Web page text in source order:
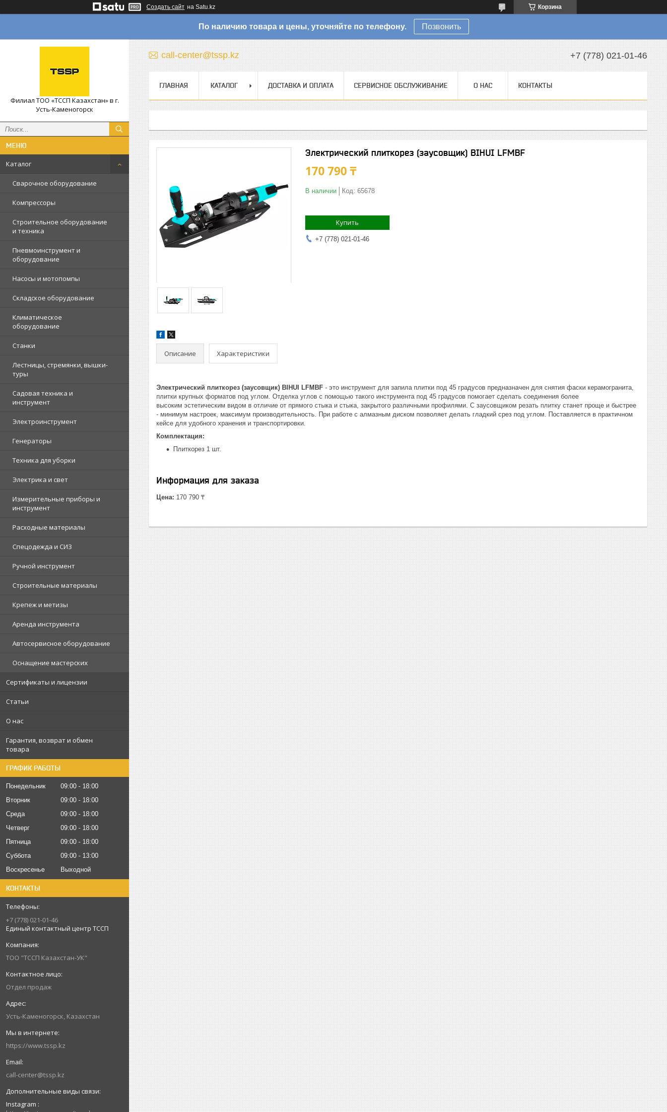
Создать сайт на Satu.kz Корзина
По наличию товара и цены, уточняйте по телефону. Позвонить
Филиал ТОО «ТССП Казахстан» в г.
Усть-Каменогорск
Каталог
Сварочное оборудование
Компрессоры
Строительное оборудование
и техника
Пневмоинструмент и
оборудование
Насосы и мотопомпы
Складское оборудование
Климатическое
оборудование
Станки
Лестницы, стремянки, вышки-
туры
Садовая техника и
инструмент
Электроинструмент
Генераторы
Техника для уборки
Электрика и свет
Измерительные приборы и
инструмент
Расходные материалы
Спецодежда и СИЗ
Ручной инструмент
Строительные материалы
Крепеж и метизы
Аренда инструмента
Автосервисное оборудование
Оснащение мастерских
Сертификаты и лицензии
Статьи
О нас
Гарантия, возврат и обмен
товара
ГРАФИК РАБОТЫ
Понедельник 09:00
18:00
Вторник
09:00
18:00
Среда
09:00
18:00
Четверг
09:00
18:00
Пятница
09:00
18:00
Суббота
09:00
13:00
Воскресенье
Выходной
КОНТАКТЫ
+7 (778) 021-01-46
Единый контактный центр ТССП
ТОО "ТССП Казахстан-УК"
Отдел продаж
Усть-Каменогорск, Казахстан
https://www.tssp.kz
call-center@tssp.kz
Instagram
call-center@tssp.kz +7 (778) 021-01-46
ГЛАВНАЯ КАТАЛОГ ДОСТАВКА И ОПЛАТА СЕРВИСНОЕ ОБСЛУЖИВАНИЕ О НАС КОНТАКТЫ
Электрический плиткорез (заусовщик) BIHUI LFMBF
170 790 ₸
В наличии Код: 65678
Купить
+7 (778) 021-01-46
Описание Характеристики
Электрический плиткорез (заусовщик) BIHUI LFMBF - это инструмент для запила плитки под 45 градусов предназначен для снятия фаски керамогранита,
плитки крупных форматов под углом. Отделка углов с помощью такого инструмента под 45 градусов помогает сделать соединения более
высоким эстетическим видом в отличие от прямого стыка и стыка, закрытого различными профилями. С заусовщиком резать плитку станет проще и быстрее
- минимум настроек, максимум производительность. При работе с алмазным диском позволяет делать гладкий срез под углом. Поставляется в практичном
кейсе для удобного хранения и транспортировки.
Комплектация:
Плиткорез 1 шт.
Информация для заказа
Цена: 170 790 ₸